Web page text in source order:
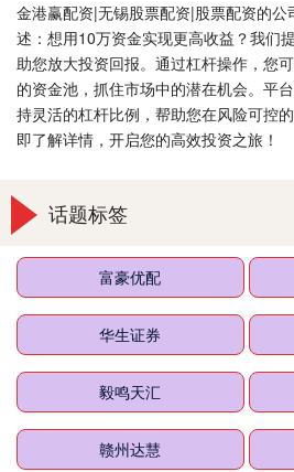
金港赢配资|无锡股票配资|股票配资的
述：想用10万资金实现更高收益？我们
助您放大投资回报。通过杠杆操作，您
的资金池，抓住市场中的潜在机会。平
持灵活的杠杆比例，帮助您在风险可控
即了解详情，开启您的高效投资之旅！
话题标签
富豪优配
华生证券
毅鸣天汇
赣州达慧